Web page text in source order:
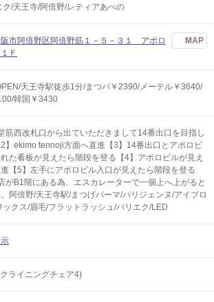
ク/天王寺/阿倍野/レティアあべの
市阿倍野区阿倍野筋１－５－３１ アポロ
Ｆ
MAP
天王寺駅徒歩1分/まつパ￥2390/メーテル￥3640/
韓国￥3430
筋西改札口から出ていただきまして14番出口を目指し
】ekimo tennoji方面へ直進【3】14番出口とアポロビ
た看板が見えたら階段を登る【4】アポロビルが見え
【5】左手にアポロビル入口が見えたら階段を登る
がB1階にある為、エスカレーターで一個上へ上がると
阿倍野/天王寺駅/まつげパーマ/パリジェンヌ/アイブロ
ックス/眉毛/フラットラッシュ/パリエク/LED
ライニングチェア4)